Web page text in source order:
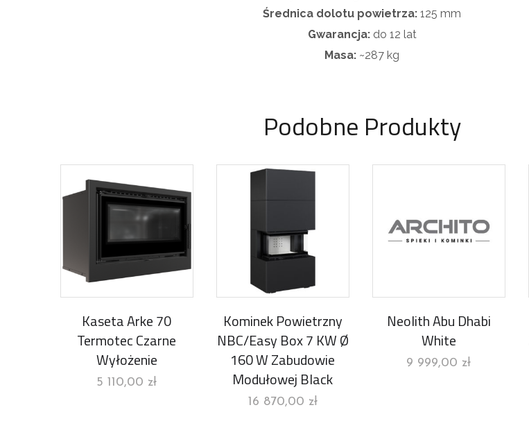
Średnica dolotu powietrza: 125 mm
Gwarancja: do 12 lat
Masa: ~287 kg
Podobne Produkty
Kaseta Arke 70
Termotec Czarne
Wyłożenie
5 110,00 zł
Kominek Powietrzny
NBC/Easy Box 7 KW Ø
160 W Zabudowie
Modułowej Black
16 870,00 zł
Neolith Abu Dhabi
White
9 999,00 zł